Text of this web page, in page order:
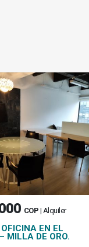
COP | Alquiler
EN EL
MILLA DE ORO.